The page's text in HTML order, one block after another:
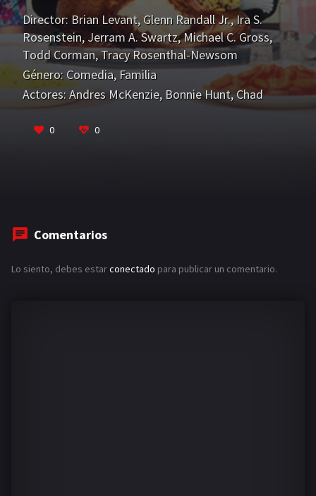
hogar de sus sueños: una casa maravillosa con un
enorme jardín y niños de la familia Newton.
Director: Brian Levant, Glenn Randall Jr.,Ira S.
Rosenstein, Jerram A. Swartz,Michael C. Gross,
Todd Corman,Tracy Rosenthal-Newsom
Género: Comedia,Familia
Actores:Andres McKenzie, Bonnie Hunt,Chad
0 0
Comentarios
Lo siento, debes estarconectado para publicar un comentario.